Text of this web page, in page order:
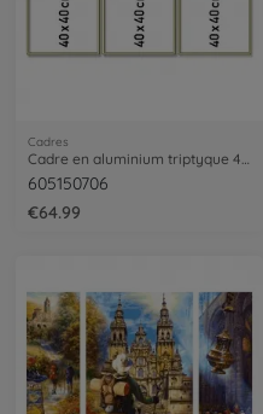
Cadres
Cadre en aluminium triptyque 40 x 120 cm
605150706
€64.99